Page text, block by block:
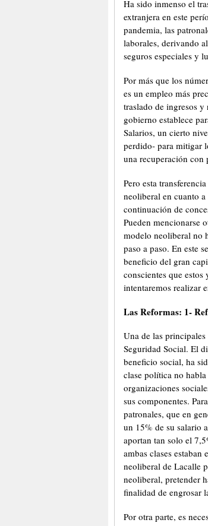
Ha sido inmenso el
extranjera en este
pandemia, las
laborales, derivando
seguros especiales y
Por más que los
es un empleo más
traslado de ingresos
gobierno establece
Salarios, un cierto
perdido- para mitigar
una recuperación con
Pero esta
neoliberal en cuanto
continuación de
Pueden mencionarse
modelo neoliberal no
paso a paso. En este
beneficio del gran
conscientes que
intentaremos realizar
Las Reformas: 1-
Una de las
Seguridad Social. El
beneficio social, ha
clase política no
organizaciones
sus componentes.
patronales, que en
un 15% de su salario
aportan tan solo el
ambas clases
neoliberal de Lacalle
neoliberal, pretender
finalidad de engrosar
Por otra parte, es